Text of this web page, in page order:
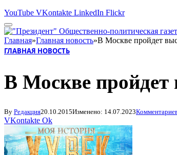
YouTube VKontakte LinkedIn Flickr
Главная»Главная новость»В Москве пройдет
ГЛАВНАЯ НОВОСТЬ
В Москве пройдет
By Редакция20.10.2015Изменено: 14.07.2023
VKontakte Ok